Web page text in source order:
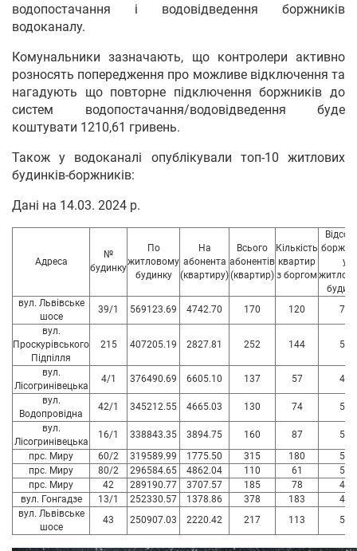
водопостачання і водовідведення боржників
водоканалу.
Комунальники зазначають, що контролери активно
розносять попередження про можливе відключення та
нагадують що повторне підключення боржників до
систем водопостачання/водовідведення буде
коштувати 1210,61 гривень.
Також у водоканалі опублікували топ-10 житлових
будинків-боржників:
Дані на 14.03. 2024 р.
Адреса
№
будинку
По
житловому
будинку
На
абонента
(квартиру)
Всього
абонентів
(квартир)
Кількість
квартир
з боргом
у
вул. Львівське
шосе
39/1 569123.69 4742.70 170 120
70
вул.
Проскурівського
Підпілля
215 407205.19 2827.81 252 144 57
вул.
Лісогринівецька
4/1 376490.69 6605.10 137 57
41
вул.
Водопровідна
42/1 345212.55 4665.03 130 74
56
вул.
Лісогринівецька
16/1 338843.35 3894.75 160 87
54
прс. Миру
60/2 319589.99 1775.50 315 180
57
прс. Миру
80/2 296584.65 4862.04 110 61
55
прс. Миру
42 289190.77 3707.57 185 78
42
вул. Гонгадзе
13/1 252330.57 1378.86 378 183
48
вул. Львівське
шосе
43 250907.03 2220.42 217 113 52